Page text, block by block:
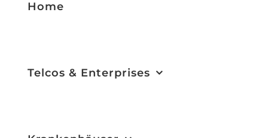
Home
Telcos & Enterprises